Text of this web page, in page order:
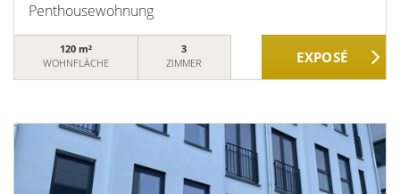
Penthousewohnung
120 m²
WOHNFLÄCHE
3
ZIMMER